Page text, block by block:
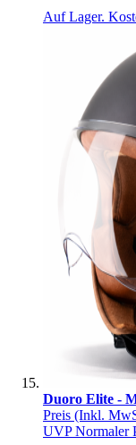
Auf Lager.
Duoro Elite -
Preis (Inkl.
UVPNormaler